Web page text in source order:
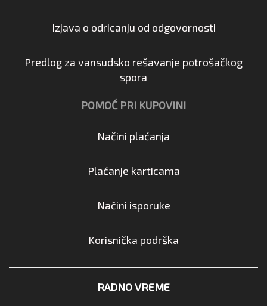
Izjava o odricanju od odgovornosti
Predlog za vansudsko rešavanje potrošačkog
spora
POMOĆ PRI KUPOVINI
Načini plaćanja
Plaćanje karticama
Načini isporuke
Korisnička podrška
RADNO VREME